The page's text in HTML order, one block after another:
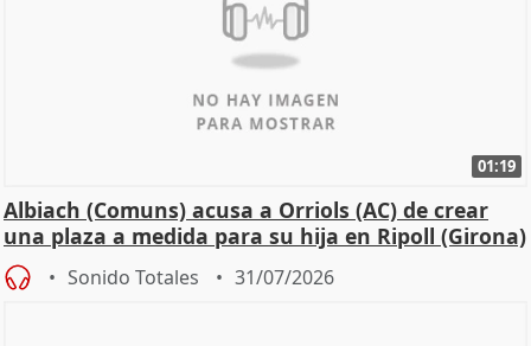
01:19
Albiach (Comuns) acusa a Orriols (AC) de crear
una plaza a medida para su hija en Ripoll (Girona)
Sonido Totales 31/07/2026